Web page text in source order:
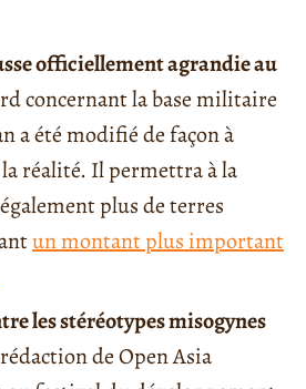
officiellement agrandie au
concernant la base militaire
a été modifié de façon à
réalité. Il permettra à la
plus de terres
un montant plus important
les stéréotypes misogynes
de Open Asia